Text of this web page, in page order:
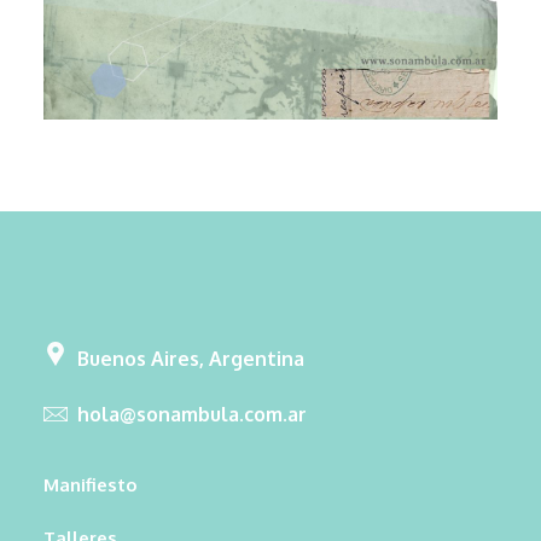
Buenos Aires, Argentina
hola@sonambula.com.ar
Manifiesto